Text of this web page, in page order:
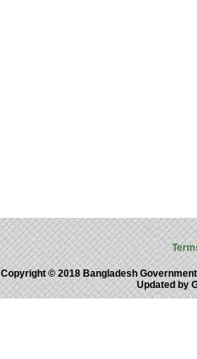
Copyright © 2018 Bangladesh
Updated by